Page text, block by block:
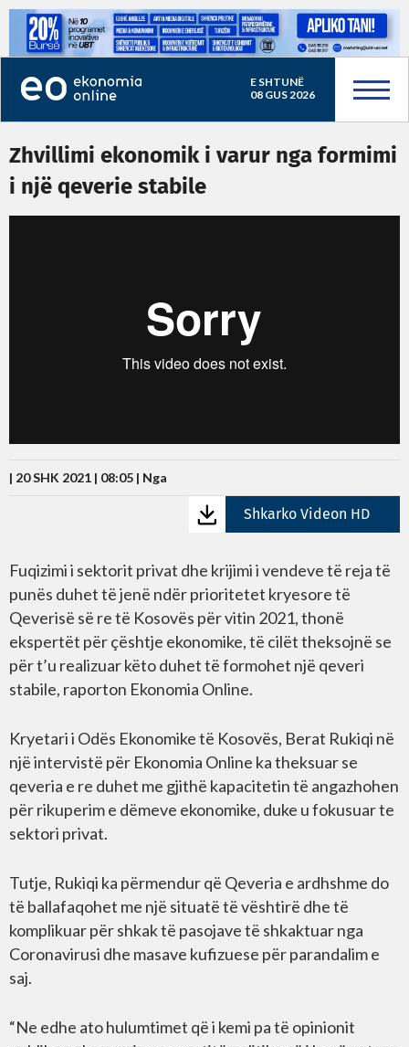
E SHTUNË
08 GUS 2026
Zhvillimi ekonomik i varur nga formimi
i një qeverie stabile
| 20 SHK 2021 | 08:05 | Nga
Shkarko Videon HD
Fuqizimi i sektorit privat dhe krijimi i vendeve të reja të
punës duhet të jenë ndër prioritetet kryesore të
Qeverisë së re të Kosovës për vitin 2021, thonë
ekspertët për çështje ekonomike, të cilët theksojnë se
për t’u realizuar këto duhet të formohet një qeveri
stabile, raporton Ekonomia Online.
Kryetari i Odës Ekonomike të Kosovës, Berat Rukiqi në
një intervistë për Ekonomia Online ka theksuar se
qeveria e re duhet me gjithë kapacitetin të angazhohen
për rikuperim e dëmeve ekonomike, duke u fokusuar te
sektori privat.
Tutje, Rukiqi ka përmendur që Qeveria e ardhshme do
të ballafaqohet me një situatë të vështirë dhe të
komplikuar për shkak të pasojave të shkaktuar nga
Coronavirusi dhe masave kufizuese për parandalim e
saj.
“Ne edhe ato hulumtimet që i kemi pa të opinionit